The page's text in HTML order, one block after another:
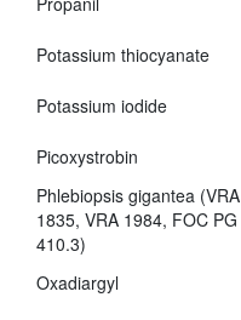
Potassium thiocyanate
Potassium iodide
Picoxystrobin
Phlebiopsis gigantea (VRA
1835, VRA 1984, FOC PG
410.3)
Oxadiargyl